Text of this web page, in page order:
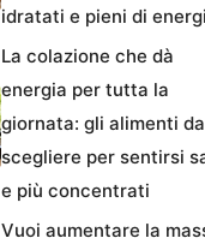
idratati e pieni di
La colazione che dà
energia per tutta la
giornata: gli alimenti da
scegliere per sentirsi
e più concentrati
Vuoi aumentare la